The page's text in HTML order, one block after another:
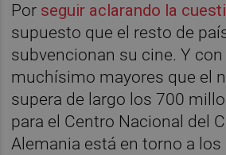
Por seguir aclarando la
supuesto que el resto de
subvencionan su cine. Y
muchísimo mayores que el
supera de largo los 700
para el Centro Nacional del
Alemania está en torno a